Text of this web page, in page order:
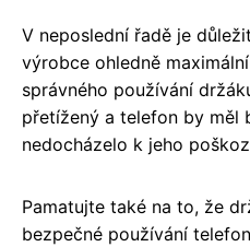
V neposlední řadě je
výrobce ohledně
správného používání
přetížený a telefon by měl
nedocházelo k jeho
Pamatujte také na to, že
bezpečné používání